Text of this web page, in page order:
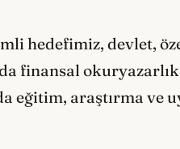
hedefimiz, devlet,
finansal
eğitim, araştırma ve